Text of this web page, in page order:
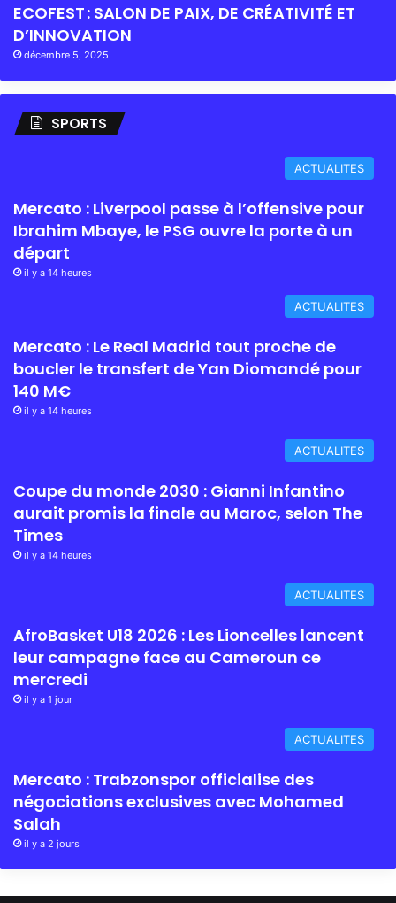
ECOFEST : SALON DE PAIX, DE CRÉATIVITÉ ET
D’INNOVATION
décembre 5, 2025
SPORTS
ACTUALITES
Mercato : Liverpool passe à l’offensive pour
Ibrahim Mbaye, le PSG ouvre la porte à un
départ
il y a 14 heures
ACTUALITES
Mercato : Le Real Madrid tout proche de
boucler le transfert de Yan Diomandé pour
140 M€
il y a 14 heures
ACTUALITES
Coupe du monde 2030 : Gianni Infantino
aurait promis la finale au Maroc, selon The
Times
il y a 14 heures
ACTUALITES
AfroBasket U18 2026 : Les Lioncelles lancent
leur campagne face au Cameroun ce
mercredi
il y a 1 jour
ACTUALITES
Mercato : Trabzonspor officialise des
négociations exclusives avec Mohamed
Salah
il y a 2 jours